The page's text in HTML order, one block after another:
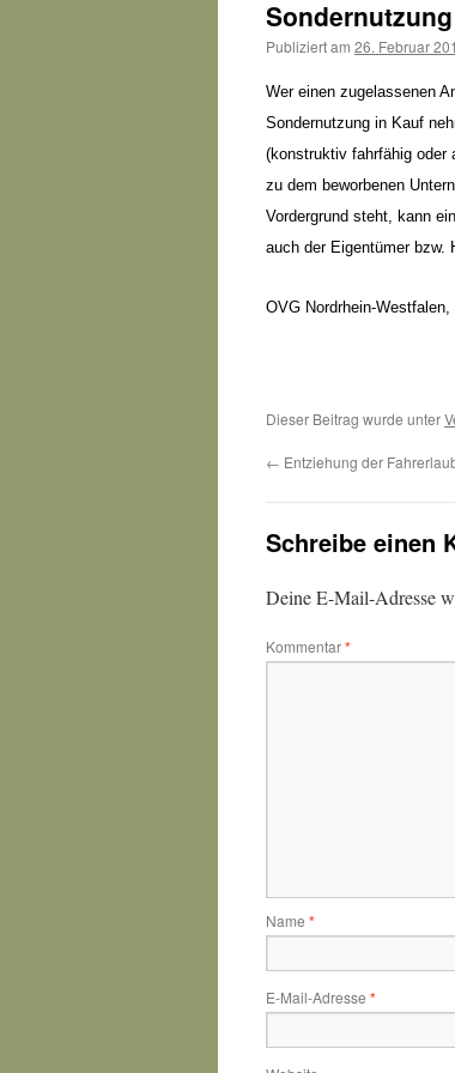
Publiziert am 26. Februar
Wer einen zugelassenen
Sondernutzung in Kauf
(konstruktiv fahrfähig oder
zu dem beworbenen
Vordergrund steht, kann
auch der Eigentümer bzw.
OVG Nordrhein-Westfalen,
Dieser Beitrag wurde unter
← Entziehung der
Schreibe einen
Deine E-Mail-Adresse
Kommentar*
Name *
E-Mail-Adresse *